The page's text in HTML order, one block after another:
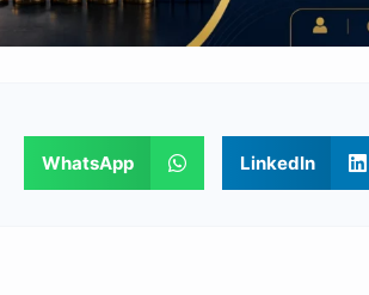
LinkedIn
WhatsApp